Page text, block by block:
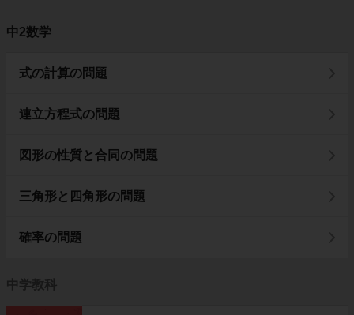
中2数学
式の計算の問題
連立方程式の問題
図形の性質と合同の問題
三角形と四角形の問題
確率の問題
中学教科